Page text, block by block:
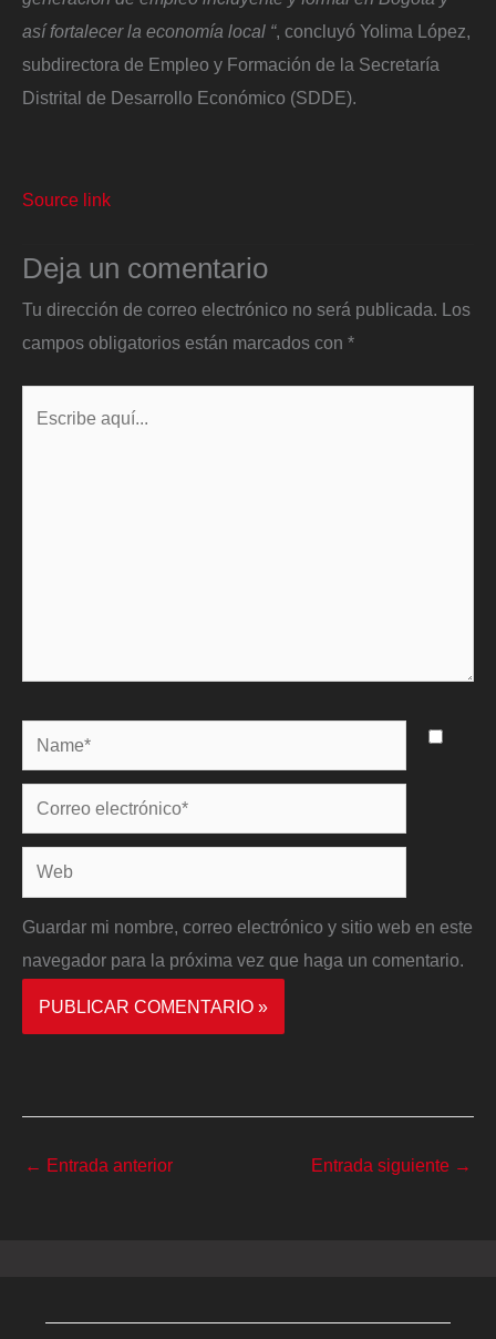
así fortalecer la economía local “, concluyó Yolima López,
subdirectora de Empleo y Formación de la Secretaría
Distrital de Desarrollo Económico (SDDE).
Source link
Deja un comentario
Tu dirección de correo electrónico no será publicada. Los
campos obligatorios están marcados con *
Name*
Correo
electrónico*
Web
Guardar mi nombre, correo electrónico y sitio web en este
navegador para la próxima vez que haga un comentario.
← Entrada anterior Entrada siguiente →